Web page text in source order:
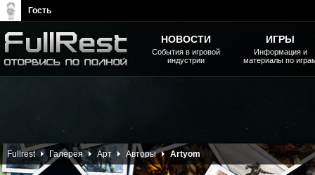
Fullrest Галерея Арт Авторы Artyom
НОВОСТИ
События в игровой
индустрии
ИГРЫ
Информация и
материалы по
Гость